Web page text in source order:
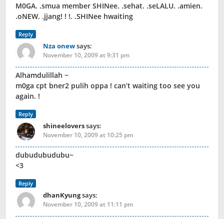
M0GA. .smua member SHINee. .sehat. .seLALU. .amien.
.oNEW. .jjang! ! !. .SHINee hwaiting
Reply
Nza onewsays:
November 10, 2009 at 9:31 pm
Alhamdulillah ~
m0ga cpt bner2 pulih oppa ! can’t waiting too see you
again. !
Reply
shineeloverssays:
November 10, 2009 at 10:25 pm
dubudubudubu~
<3
Reply
dhanKyungsays:
November 10, 2009 at 11:11 pm